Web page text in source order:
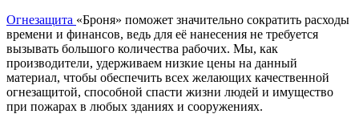
Огнезащита «Броня» поможет значительно сократить расходы
времени и финансов, ведь для её нанесения не требуется
вызывать большого количества рабочих. Мы, как
производители, удерживаем низкие цены на данный
материал, чтобы обеспечить всех желающих качественной
огнезащитой, способной спасти жизни людей и имущество
при пожарах в любых зданиях и сооружениях.